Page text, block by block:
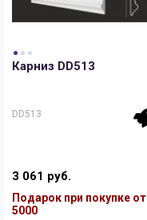
Карниз DD513
DD513
3 061 руб.
Подарок при покупке от
5000